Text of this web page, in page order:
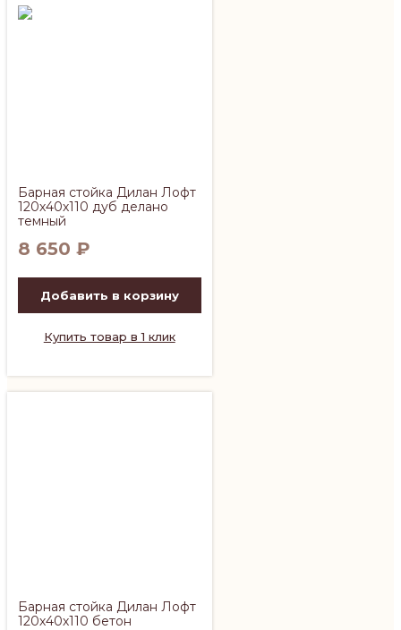
Барная стойка Дилан Лофт
120х40х110 дуб делано
темный
8 650 ₽
Добавить в корзину
Купить товар в 1 клик
Барная стойка Дилан Лофт
120х40х110 бетон